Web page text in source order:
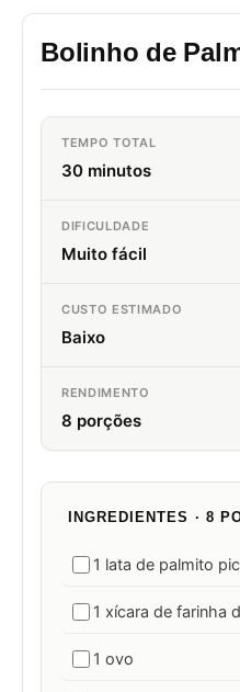
Bolinho de
TEMPO TOTAL
30 minutos
DIFICULDADE
Muito fácil
CUSTO ESTIMADO
Baixo
RENDIMENTO
8 porções
INGREDIENTES · 8
1 lata de palmito
1 xícara de farinha
1 ovo